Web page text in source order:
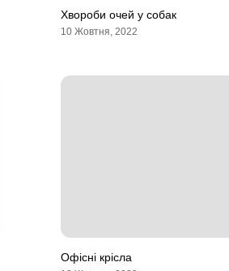
Хвороби очей у собак
10 Жовтня, 2022
Офісні крісла